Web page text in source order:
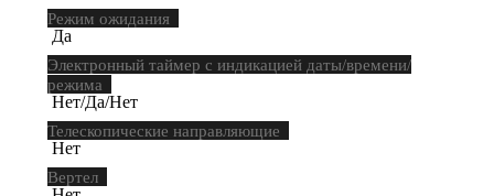
Режим ожидания
Да
Электронный таймер с индикацией даты/времени/
режима
Нет/Да/Нет
Телескопические направляющие
Нет
Вертел